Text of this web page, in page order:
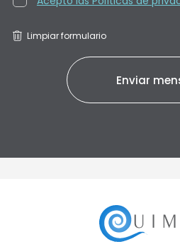
Limpiar formulario